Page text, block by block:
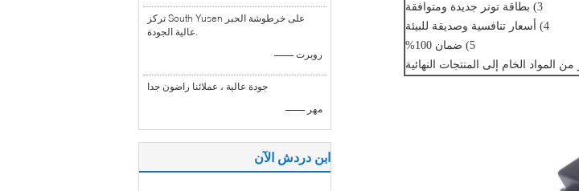
تركز South Yusen على خرطوشة الحبر
عالية الجودة.
—— روبرت
جودة عالية ، عملائنا راضون جدا
—— مهر
ابن دردش الآن
3) بطاقة تونر جديدة ومتوافقة
4) أسعار تنافسية وصديقة للبيئة
5) ضمان 100%